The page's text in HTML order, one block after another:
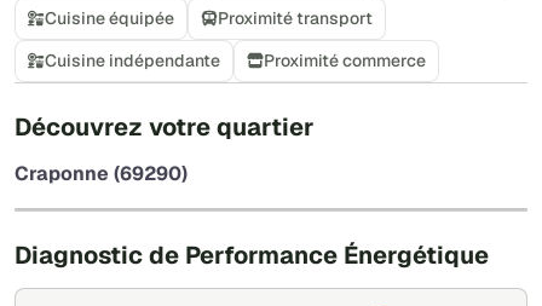
Cuisine équipée
Proximité transport
Cuisine indépendante
Proximité commerce
Découvrez votre quartier
Craponne (69290)
Diagnostic de Performance Énergétique